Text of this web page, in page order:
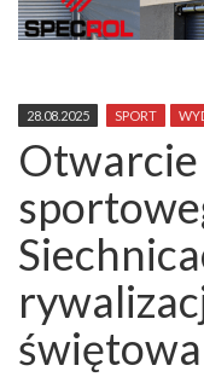
28.08.2025 SPORT